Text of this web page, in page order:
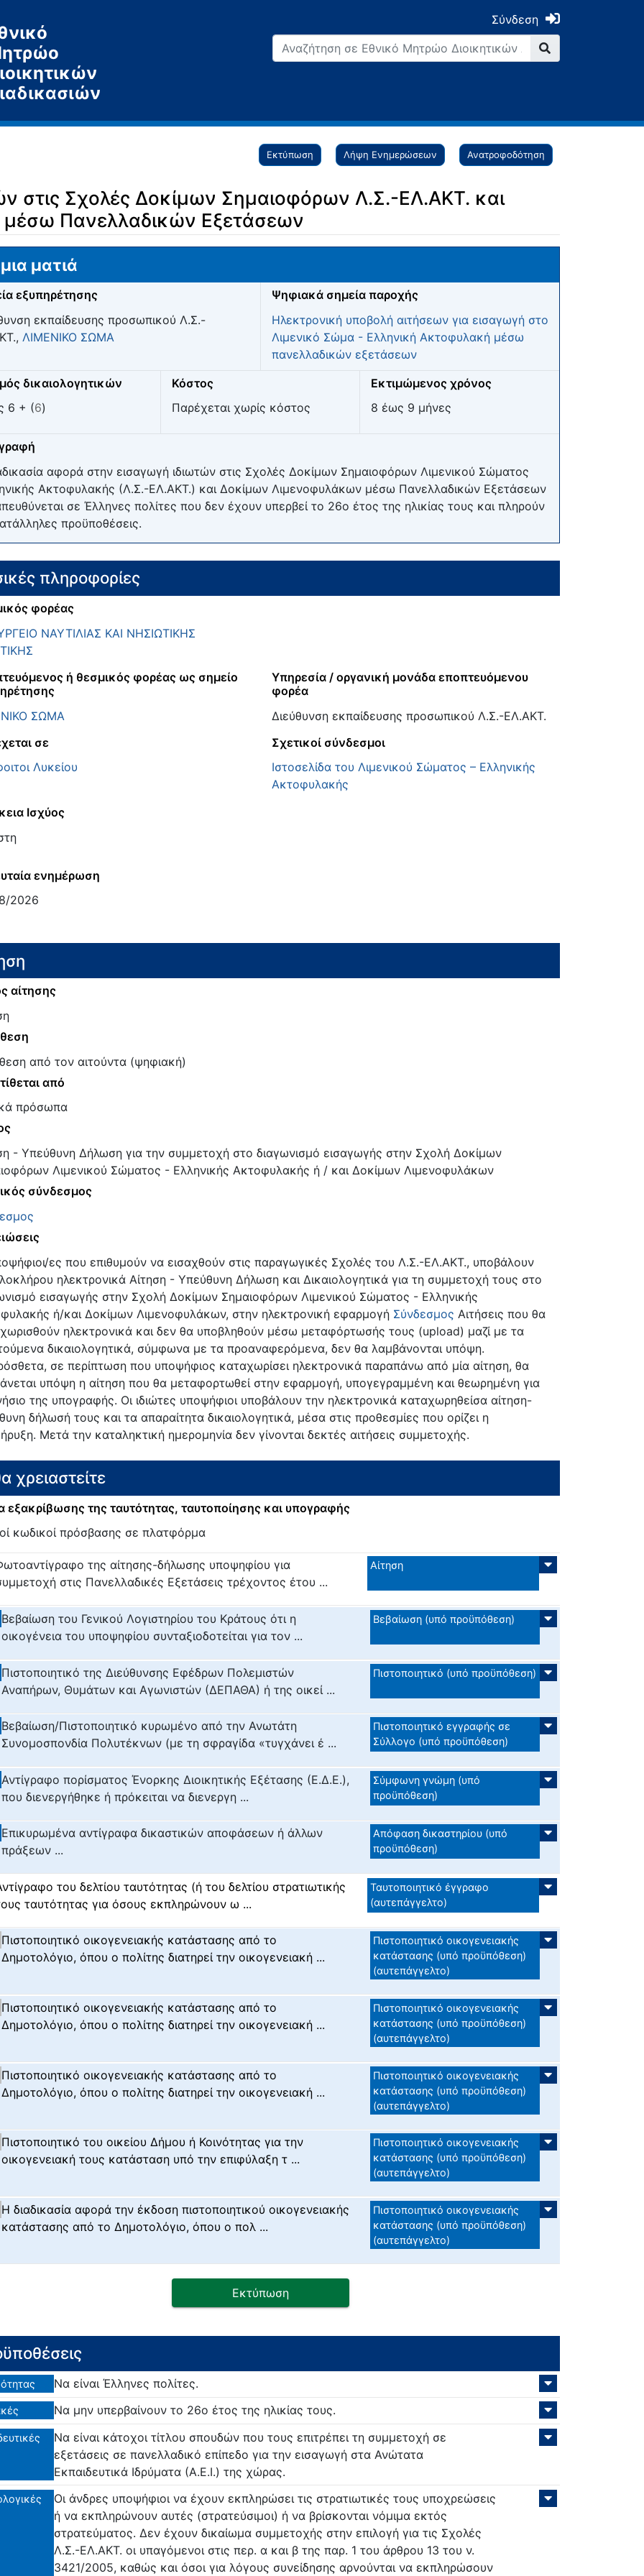
Σύνδεση
Εκτύπωση Λήψη Ενημερώσεων Ανατροφοδότηση
στις Σχολές Δοκίμων Σημαιοφόρων Λ.Σ.-ΕΛ.ΑΚΤ. και
Πανελλαδικών Εξετάσεων
ματιά
εξυπηρέτησης
εκπαίδευσης προσωπικού Λ.Σ.-
ΛΙΜΕΝΙΚΟ ΣΩΜΑ
Ψηφιακά σημεία παροχής
Ηλεκτρονική υποβολή αιτήσεων για εισαγωγή στο
Λιμενικό Σώμα - Ελληνική Ακτοφυλακή μέσω
πανελλαδικών εξετάσεων
δικαιολογητικών
6 + (6)
Κόστος
Παρέχεται χωρίς κόστος
Εκτιμώμενος χρόνος
8 έως 9 μήνες
αφορά στην εισαγωγή ιδιωτών στις Σχολές Δοκίμων Σημαιοφόρων Λιμενικού Σώματος
Ακτοφυλακής (Λ.Σ.-ΕΛ.ΑΚΤ.) και Δοκίμων Λιμενοφυλάκων μέσω Πανελλαδικών Εξετάσεων
σε Έλληνες πολίτες που δεν έχουν υπερβεί το 26ο έτος της ηλικίας τους και πληρούν
προϋποθέσεις.
πληροφορίες
φορέας
ΝΑΥΤΙΛΙΑΣ ΚΑΙ ΝΗΣΙΩΤΙΚΗΣ
ή θεσμικός φορέας ως σημείο
ΣΩΜΑ
Υπηρεσία / οργανική μονάδα εποπτευόμενου
φορέα
Διεύθυνση εκπαίδευσης προσωπικού Λ.Σ.-ΕΛ.ΑΚΤ.
σε
Λυκείου
Σχετικοί σύνδεσμοι
Ιστοσελίδα του Λιμενικού Σώματος – Ελληνικής
Ακτοφυλακής
Ισχύος
ενημέρωση
2026
αίτησης
από τον αιτούντα (ψηφιακή)
από
πρόσωπα
- Υπεύθυνη Δήλωση για την συμμετοχή στο διαγωνισμό εισαγωγής στην Σχολή Δοκίμων
Λιμενικού Σώματος - Ελληνικής Ακτοφυλακής ή / και Δοκίμων Λιμενοφυλάκων
σύνδεσμος
ες που επιθυμούν να εισαχθούν στις παραγωγικές Σχολές του Λ.Σ.-ΕΛ.ΑΚΤ., υποβάλουν
ηλεκτρονικά Αίτηση - Υπεύθυνη Δήλωση και Δικαιολογητικά για τη συμμετοχή τους στο
εισαγωγής στην Σχολή Δοκίμων Σημαιοφόρων Λιμενικού Σώματος - Ελληνικής
ή/και Δοκίμων Λιμενοφυλάκων, στην ηλεκτρονική εφαρμογή Σύνδεσμος Αιτήσεις που θα
ηλεκτρονικά και δεν θα υποβληθούν μέσω μεταφόρτωσής τους (upload) μαζί με τα
δικαιολογητικά, σύμφωνα με τα προαναφερόμενα, δεν θα λαμβάνονται υπόψη.
σε περίπτωση που υποψήφιος καταχωρίσει ηλεκτρονικά παραπάνω από μία αίτηση, θα
υπόψη η αίτηση που θα μεταφορτωθεί στην εφαρμογή, υπογεγραμμένη και θεωρημένη για
της υπογραφής. Οι ιδιώτες υποψήφιοι υποβάλουν την ηλεκτρονικά καταχωρηθείσα αίτηση-
δήλωσή τους και τα απαραίτητα δικαιολογητικά, μέσα στις προθεσμίες που ορίζει η
Μετά την καταληκτική ημερομηνία δεν γίνονται δεκτές αιτήσεις συμμετοχής.
χρειαστείτε
εξακρίβωσης της ταυτότητας, ταυτοποίησης και υπογραφής
κωδικοί πρόσβασης σε πλατφόρμα
της αίτησης-δήλωσης υποψηφίου για
στις Πανελλαδικές Εξετάσεις τρέχοντος έτου ...
Αίτηση
Βεβαίωση του Γενικού Λογιστηρίου του Κράτους ότι η
οικογένεια του υποψηφίου συνταξιοδοτείται για τον ...
Βεβαίωση (υπό προϋπόθεση)
Πιστοποιητικό της Διεύθυνσης Εφέδρων Πολεμιστών
Αναπήρων, Θυμάτων και Αγωνιστών (ΔΕΠΑΘΑ) ή της οικεί ...
Πιστοποιητικό (υπό προϋπόθεση)
Βεβαίωση/Πιστοποιητικό κυρωμένο από την Ανωτάτη
Συνομοσπονδία Πολυτέκνων (με τη σφραγίδα «τυγχάνει έ ...
Πιστοποιητικό εγγραφής σε
Σύλλογο (υπό προϋπόθεση)
Αντίγραφο πορίσματος Ένορκης Διοικητικής Εξέτασης (Ε.Δ.Ε.),
που διενεργήθηκε ή πρόκειται να διενεργη ...
Σύμφωνη γνώμη (υπό
προϋπόθεση)
Επικυρωμένα αντίγραφα δικαστικών αποφάσεων ή άλλων
πράξεων ...
Απόφαση δικαστηρίου (υπό
προϋπόθεση)
του δελτίου ταυτότητας (ή του δελτίου στρατιωτικής
ταυτότητας για όσους εκπληρώνουν ω ...
Ταυτοποιητικό έγγραφο
(αυτεπάγγελτο)
Πιστοποιητικό οικογενειακής κατάστασης από το
Δημοτολόγιο, όπου ο πολίτης διατηρεί την οικογενειακή ...
Πιστοποιητικό οικογενειακής
κατάστασης (υπό προϋπόθεση)
(αυτεπάγγελτο)
Πιστοποιητικό οικογενειακής κατάστασης από το
Δημοτολόγιο, όπου ο πολίτης διατηρεί την οικογενειακή ...
Πιστοποιητικό οικογενειακής
κατάστασης (υπό προϋπόθεση)
(αυτεπάγγελτο)
Πιστοποιητικό οικογενειακής κατάστασης από το
Δημοτολόγιο, όπου ο πολίτης διατηρεί την οικογενειακή ...
Πιστοποιητικό οικογενειακής
κατάστασης (υπό προϋπόθεση)
(αυτεπάγγελτο)
Πιστοποιητικό του οικείου Δήμου ή Κοινότητας για την
οικογενειακή τους κατάσταση υπό την επιφύλαξη τ ...
Πιστοποιητικό οικογενειακής
κατάστασης (υπό προϋπόθεση)
(αυτεπάγγελτο)
Η διαδικασία αφορά την έκδοση πιστοποιητικού οικογενειακής
κατάστασης από το Δημοτολόγιο, όπου ο πολ ...
Πιστοποιητικό οικογενειακής
κατάστασης (υπό προϋπόθεση)
(αυτεπάγγελτο)
Εκτύπωση
Να είναι Έλληνες πολίτες.
Να μην υπερβαίνουν το 26ο έτος της ηλικίας τους.
Να είναι κάτοχοι τίτλου σπουδών που τους επιτρέπει τη συμμετοχή σε
εξετάσεις σε πανελλαδικό επίπεδο για την εισαγωγή στα Ανώτατα
Εκπαιδευτικά Ιδρύματα (Α.Ε.Ι.) της χώρας.
Οι άνδρες υποψήφιοι να έχουν εκπληρώσει τις στρατιωτικές τους υποχρεώσεις
ή να εκπληρώνουν αυτές (στρατεύσιμοι) ή να βρίσκονται νόμιμα εκτός
στρατεύματος. Δεν έχουν δικαίωμα συμμετοχής στην επιλογή για τις Σχολές
Λ.Σ.-ΕΛ.ΑΚΤ. οι υπαγόμενοι στις περ. α και β της παρ. 1 του άρθρου 13 του ν.
3421/2005, καθώς και όσοι για λόγους συνείδησης αρνούνται να εκπληρώσουν